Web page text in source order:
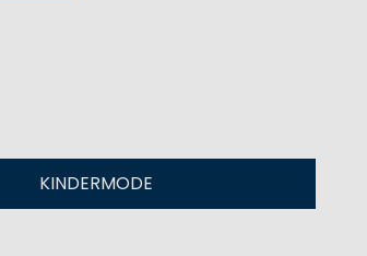
KINDERMODE